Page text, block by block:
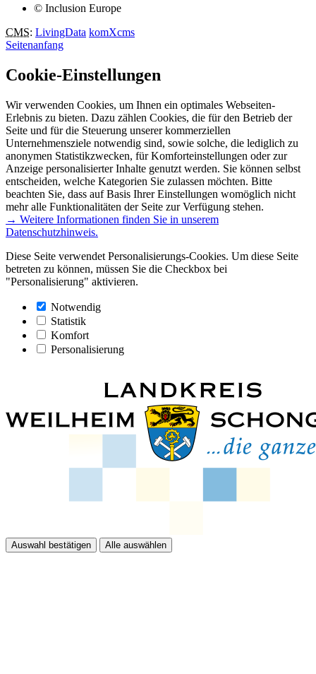
© Inclusion Europe
CMS: LivingData komXcms
Seitenanfang
Cookie-Einstellungen
Wir verwenden Cookies, um Ihnen ein optimales Webseiten-
Erlebnis zu bieten. Dazu zählen Cookies, die für den Betrieb der
Seite und für die Steuerung unserer kommerziellen
Unternehmensziele notwendig sind, sowie solche, die lediglich zu
anonymen Statistikzwecken, für Komforteinstellungen oder zur
Anzeige personalisierter Inhalte genutzt werden. Sie können selbst
entscheiden, welche Kategorien Sie zulassen möchten. Bitte
beachten Sie, dass auf Basis Ihrer Einstellungen womöglich nicht
mehr alle Funktionalitäten der Seite zur Verfügung stehen.
→ Weitere Informationen finden Sie in unserem
Datenschutzhinweis.
Diese Seite verwendet Personalisierungs-Cookies. Um diese Seite
betreten zu können, müssen Sie die Checkbox bei
"Personalisierung" aktivieren.
Notwendig
Statistik
Komfort
Personalisierung
Auswahl bestätigen Alle auswählen